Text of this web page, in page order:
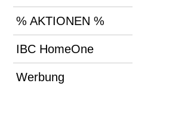
% AKTIONEN %
IBC HomeOne
Werbung